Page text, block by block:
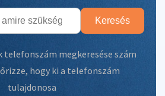
Keresés
telefonszám megkeresése szám
hogy ki a telefonszám
tulajdonosa